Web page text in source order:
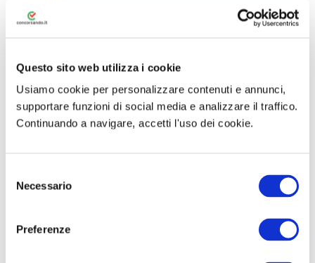
Questo sito web utilizza i cookie
Usiamo cookie per personalizzare contenuti e annunci,
supportare funzioni di social media e analizzare il traffico.
Continuando a navigare, accetti l'uso dei cookie.
Necessario
Preferenze
I Master Integrativi sono
veri e propri percorsi
Ogni Master vale 60 CFU e ha una durata di un
moduli, esercitazioni e prova finale. Le lezioni si
svolgono online, garantendo massima
60 CFU spendibili per le classi di concorso
(titoli di studio)